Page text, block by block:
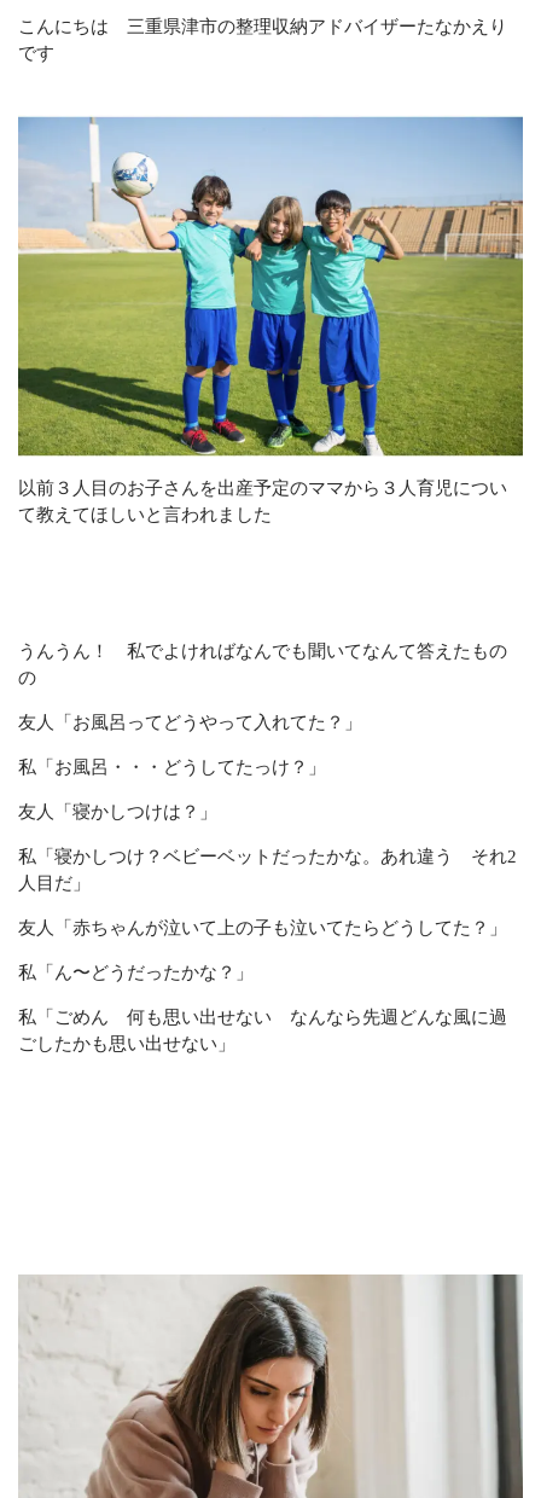
お問い合わせフォームよりお願いいたします
こんにちは 三重県津市の整理収納アドバイザーたなかえり
です
以前３人目のお子さんを出産予定のママから３人育児につい
て教えてほしいと言われました
うんうん！ 私でよければなんでも聞いてなんて答えたもの
の
友人「お風呂ってどうやって入れてた？」
私「お風呂・・・どうしてたっけ？」
友人「寝かしつけは？」
私「寝かしつけ？ベビーベットだったかな。あれ違う それ2
人目だ」
友人「赤ちゃんが泣いて上の子も泣いてたらどうしてた？」
私「ん〜どうだったかな？」
私「ごめん 何も思い出せない なんなら先週どんな風に過
ごしたかも思い出せない」